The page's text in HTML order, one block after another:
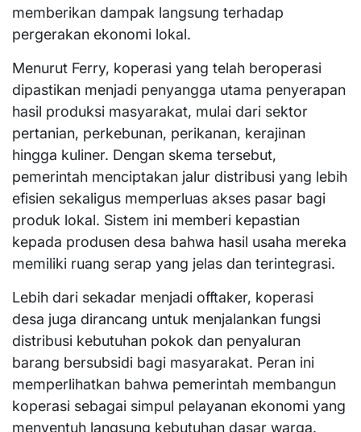
memberikan dampak langsung terhadap
pergerakan ekonomi lokal.
Menurut Ferry, koperasi yang telah beroperasi
dipastikan menjadi penyangga utama penyerapan
hasil produksi masyarakat, mulai dari sektor
pertanian, perkebunan, perikanan, kerajinan
hingga kuliner. Dengan skema tersebut,
pemerintah menciptakan jalur distribusi yang lebih
efisien sekaligus memperluas akses pasar bagi
produk lokal. Sistem ini memberi kepastian
kepada produsen desa bahwa hasil usaha mereka
memiliki ruang serap yang jelas dan terintegrasi.
Lebih dari sekadar menjadi offtaker, koperasi
desa juga dirancang untuk menjalankan fungsi
distribusi kebutuhan pokok dan penyaluran
barang bersubsidi bagi masyarakat. Peran ini
memperlihatkan bahwa pemerintah membangun
koperasi sebagai simpul pelayanan ekonomi yang
menyentuh langsung kebutuhan dasar warga.